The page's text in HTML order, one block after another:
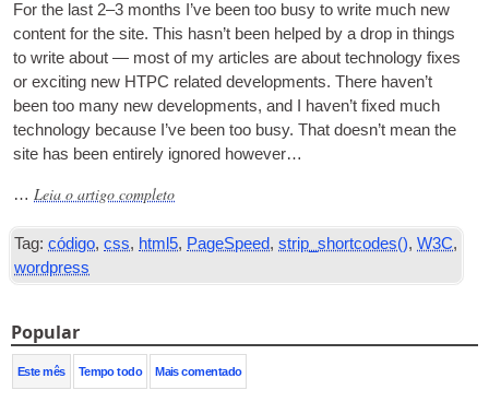
For the last 2–3 months I’ve been too busy to write much new
con­tent for the site. This has­n’t been helped by a drop in things
to write about — most of my art­icles are about tech­no­logy fixes
or excit­ing new HTPC related devel­op­ments. There haven’t
been too many new devel­op­ments,and I haven’t fixed much
tech­no­logy because I’ve been too busy. That does­n’t mean the
site has been entirely ignored however…
… Leia o artigo completo
Tag: código,css, html5, PageSpeed,strip_shortcodes(),W3C,
wordpress
Popular
Este mês Tempo todo Mais comentado